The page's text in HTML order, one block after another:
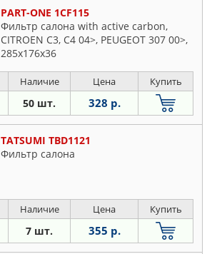
PART-ONE 1CF115
Фильтр салона with active carbon,
CITROEN C3, C4 04>, PEUGEOT 307 00>,
285x176x36
Наличие Цена Купить
50 шт. 328 р.
TATSUMI TBD1121
Фильтр салона
Наличие Цена Купить
7 шт. 355 р.